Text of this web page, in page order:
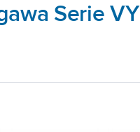
Serie VY